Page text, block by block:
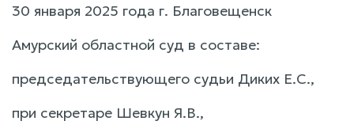
30 января 2025 года г. Благовещенск
Амурский областной суд в составе:
председательствующего судьи Диких Е.С.,
при секретаре Шевкун Я.В.,